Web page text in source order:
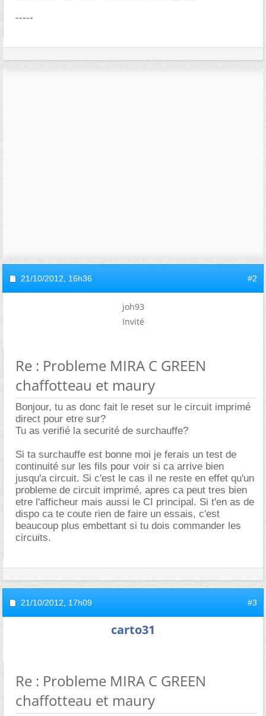
-----
21/10/2012, 16h36 #2
joh93
Invité
Re : Probleme MIRA C GREEN
chaffotteau et maury
Bonjour, tu as donc fait le reset sur le circuit imprimé
direct pour etre sur?
Tu as verifié la securité de surchauffe?
Si ta surchauffe est bonne moi je ferais un test de
continuité sur les fils pour voir si ca arrive bien
jusqu'a circuit. Si c'est le cas il ne reste en effet qu'un
probleme de circuit imprimé, apres ca peut tres bien
etre l'afficheur mais aussi le CI principal. Si t'en as de
dispo ca te coute rien de faire un essais, c'est
beaucoup plus embettant si tu dois commander les
circuits.
21/10/2012, 17h09 #3
carto31
Re : Probleme MIRA C GREEN
chaffotteau et maury